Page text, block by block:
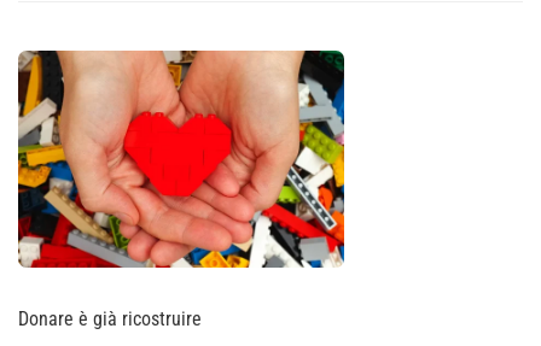
E
PENSIERO
Donare è già ricostruire